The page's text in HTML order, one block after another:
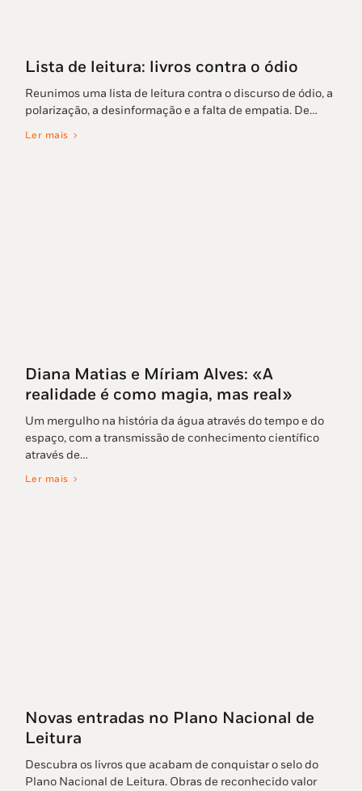
Lista de leitura: livros contra o ódio
Reunimos uma lista de leitura contra o discurso de ódio, a
polarização, a desinformação e a falta de empatia. De…
Ler mais
Diana Matias e Míriam Alves: «A
realidade é como magia, mas real»
Um mergulho na história da água através do tempo e do
espaço, com a transmissão de conhecimento científico
através de…
Ler mais
Novas entradas no Plano Nacional de
Leitura
Descubra os livros que acabam de conquistar o selo do
Plano Nacional de Leitura. Obras de reconhecido valor